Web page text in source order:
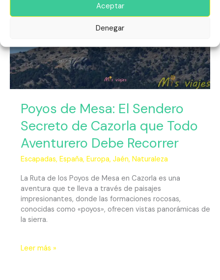
Aceptar
Denegar
Poyos de Mesa: El Sendero
Secreto de Cazorla que Todo
Aventurero Debe Recorrer
Escapadas, España, Europa, Jaén, Naturaleza
La Ruta de los Poyos de Mesa en Cazorla es una
aventura que te lleva a través de paisajes
impresionantes, donde las formaciones rocosas,
conocidas como «poyos», ofrecen vistas panorámicas de
la sierra.
Sendero
Cazorla
que
Todo
Aventurero
Debe
Leer más »